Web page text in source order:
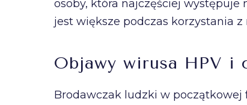
osoby, która najczęściej występuje
jest większe podczas korzystania
Objawy wirusa HPV i
Brodawczak ludzki w początkowej